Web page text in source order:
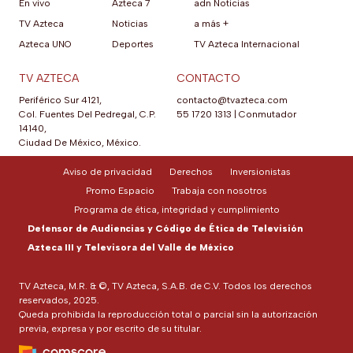
En vivo
TV Azteca
Azteca UNO
Azteca 7
Noticias
Deportes
adn Noticias
a más +
TV Azteca Internacional
TV AZTECA
Periférico Sur 4121,
Col. Fuentes Del Pedregal, C.P.
14140,
Ciudad De México, México.
CONTACTO
contacto@tvazteca.com
55 1720 1313
Conmutador
TV Azteca, M.R. & ©, TV Azteca, S.A.B. de C.V. Todos los derechos
reservados, 2025.
Queda prohibida la reproducción total o parcial sin la autorización
previa, expresa y por escrito de su titular.
Aviso de privacidad Derechos
Inversionistas
Promo Espacio
Trabaja con nosotros
Programa de ética, integridad y cumplimiento
Defensor de Audiencias y Código de Ética de Televisión
Azteca III y Televisora del Valle de México